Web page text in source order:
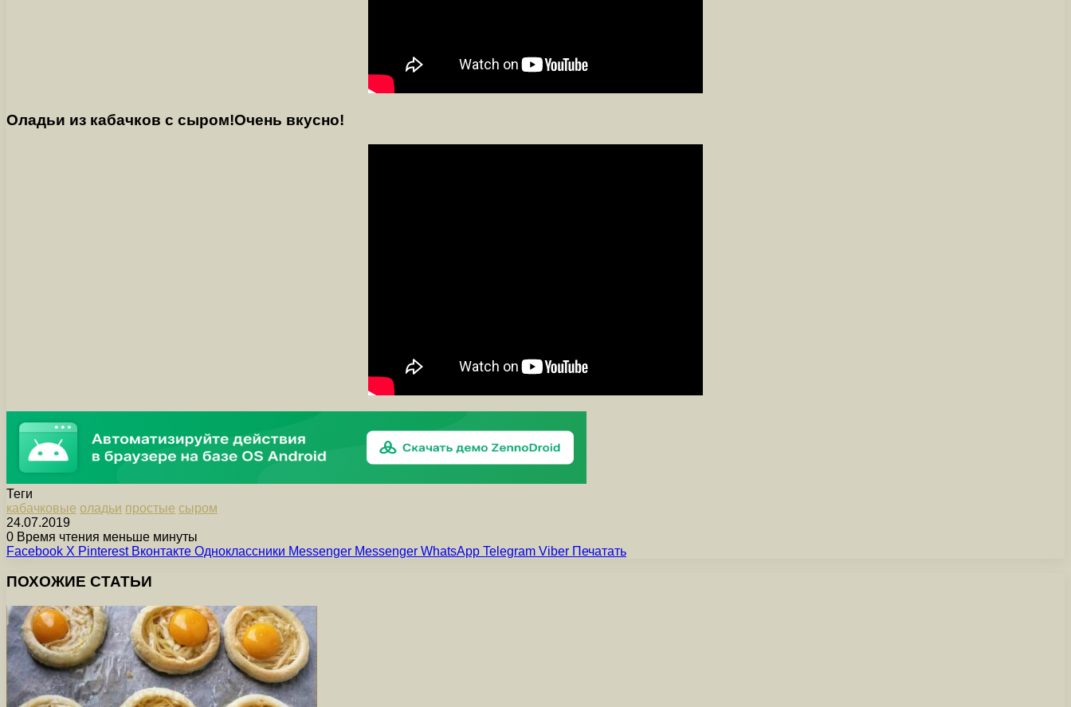
Оладьи из кабачков с сыром!Очень вкусно!
Теги
кабачковые оладьи простые сыром
24.07.2019
0 Время чтения меньше минуты
Facebook X Pinterest Вконтакте Одноклассники Messenger Messenger WhatsApp Telegram Viber Печатать
ПОХОЖИЕ СТАТЬИ